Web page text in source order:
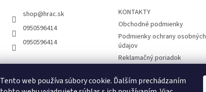
Tento web používa súbory cookie. Ďalším prechádzaním
shop@hrac.sk
0950596414
0950596414
KONTAKTY
Obchodné podmienky
Podmienky ochrany osobných
údajov
Reklamačný poriadok
zmluvy